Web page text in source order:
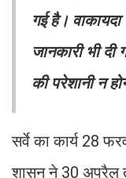
गई है।
जानकारी भी दी
की परेशानी न
सर्वे का कार्य 28
शासन ने 30 अप्रैल